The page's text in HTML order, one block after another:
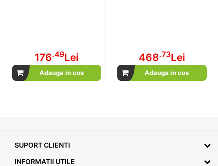
176.49Lei
Adauga in cos
468.73Lei
Adauga in cos
SUPORT CLIENTI
INFORMATII UTILE